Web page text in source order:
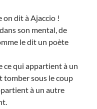
on dit à Ajaccio !
son mental, de
le dit un poète
ce qui appartient à un
tomber sous le coup
à un autre